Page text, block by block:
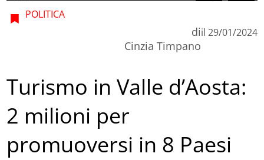
POLITICA
di
Cinzia Timpano
il 29/01/2024
Turismo in Valle d’Aosta:
2 milioni per
promuoversi in 8 Paesi